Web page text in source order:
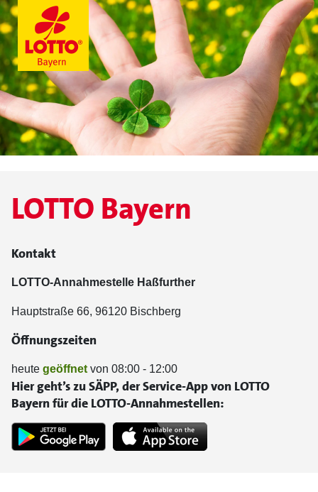
LOTTO Bayern
Kontakt
LOTTO-Annahmestelle Haßfurther
Hauptstraße 66, 96120 Bischberg
Öffnungszeiten
heute geöffnet von 08:00 - 12:00
Hier geht’s zu SÄPP, der Service-App von LOTTO
Bayern für die LOTTO-Annahmestellen: